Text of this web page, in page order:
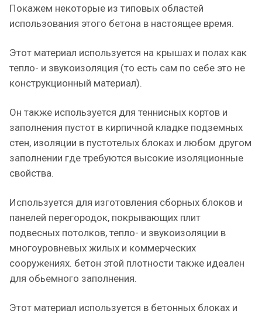
Покажем некоторые из типовых областей
использования этого бетона в настоящее время.
Этот материал используется на крышах и полах как
тепло- и звукоизоляция (то есть сам по себе это не
конструкционный материал).
Он также используется для теннисных кортов и
заполнения пустот в кирпичной кладке подземных
стен, изоляции в пустотелых блоках и любом другом
заполнении где требуются высокие изоляционные
свойства.
Используется для изготовления сборных блоков и
панелей перегородок, покрывающих плит
подвесных потолков, тепло- и звукоизоляции в
многоуровневых жилых и коммерческих
сооружениях. бетон этой плотности также идеален
для обьемного заполнения.
Этот материал используется в бетонных блоках и